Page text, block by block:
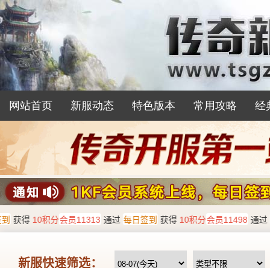
网站首页 新服动态 特色版本 常用攻略 经